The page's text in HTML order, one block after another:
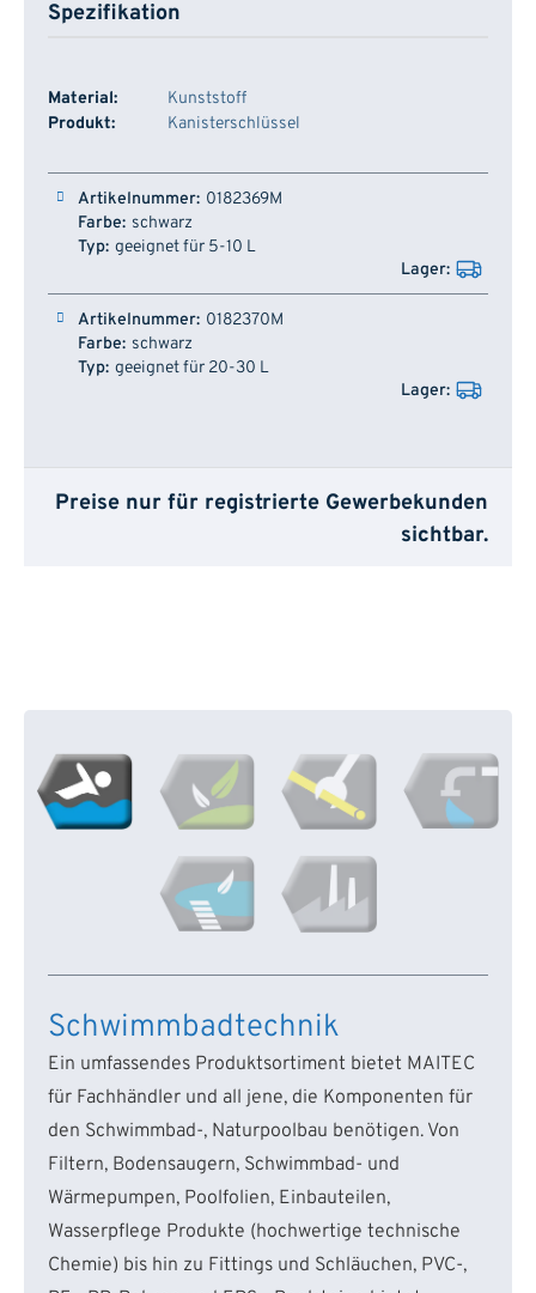
Spezifikation
Material:
Kunststoff
Produkt:
Kanisterschlüssel
Artikelnummer Farbe Typ
0182369M
schwarz
geeignet für 5-10 L
0182370M
schwarz
geeignet für 20-30 L
Preise nur für registrierte Gewerbekunden
sichtbar.
Schwimmbadtechnik
Ein umfassendes Produktsortiment bietet MAITEC
für Fachhändler und all jene, die Komponenten für
den Schwimmbad-, Naturpoolbau benötigen. Von
Filtern, Bodensaugern, Schwimmbad- und
Wärmepumpen, Poolfolien, Einbauteilen,
Wasserpflege Produkte (hochwertige technische
Chemie) bis hin zu Fittings und Schläuchen, PVC-,